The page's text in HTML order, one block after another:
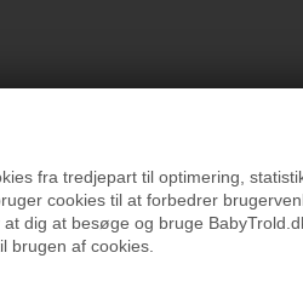
fra tredjepart til optimering,
cookies til at forbedrer
dig at besøge og bruge
brugen af cookies.